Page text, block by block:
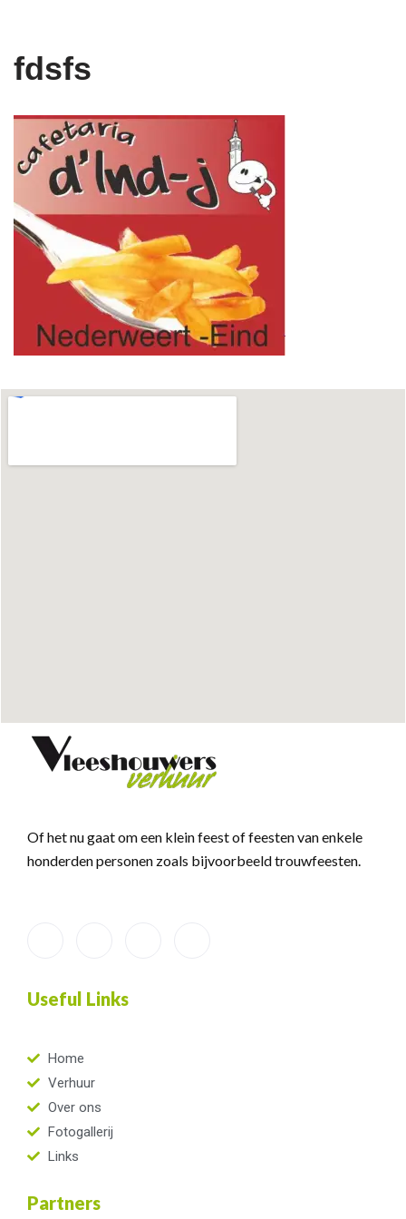
fdsfs
Of het nu gaat om een klein feest of feesten van enkele
honderden personen zoals bijvoorbeeld trouwfeesten.
Useful Links
Home
Verhuur
Over ons
Fotogallerij
Links
Partners